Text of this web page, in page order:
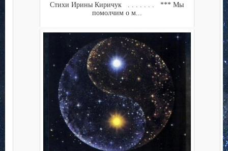
Стихи Ирины Киричук . . . . . . . *** Мы
помолчим о м...